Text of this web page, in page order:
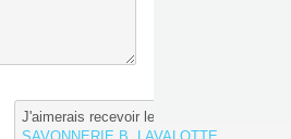
J'aimerais recevoir les informations de :